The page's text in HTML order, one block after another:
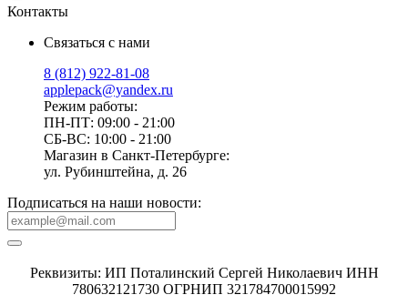
Контакты
Связаться с нами
8 (812) 922-81-08
applepack@yandex.ru
Режим работы:
ПН-ПТ: 09:00 - 21:00
СБ-ВС: 10:00 - 21:00
Магазин в Санкт-Петербурге:
ул. Рубинштейна, д. 26
Подписаться на наши новости:
Реквизиты: ИП Поталинский Сергей Николаевич ИНН
780632121730 ОГРНИП 321784700015992